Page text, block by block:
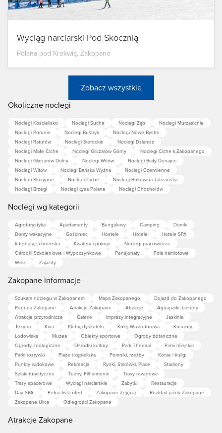
Wyciąg narciarski Pod Skocznią
Polana pod Krokwią, Zakopane
Zobacz wszystkie
Okoliczne noclegi
Noclegi Kościelisko Noclegi Suche Noclegi Ząb
Noclegi Murzasichle
Noclegi Poronin
Noclegi Bustryk
Noclegi Nowe Bystre
Noclegi Ratułów
Noclegi Sierockie
Noclegi Dzianisz
Noclegi Małe Ciche
Noclegi Gliczarów Górny
Noclegi Ciche k.Zakopanego
Noclegi Gliczarów Dolny
Noclegi Witów
Noclegi Biały Dunajec
Noclegi Witów
Noclegi Bańska Wyżna
Noclegi Czerwienne
Noclegi Skrzypne
Noclegi Ciche
Noclegi Bukowina Tatrzańska
Noclegi Brzegi
Noclegi Łysa Polana Noclegi Chochołów
Noclegi wg kategorii
Agroturystyka Apartamenty Bungalowy Camping
Domki
Domy wakacyjne
Gościniec Hostele Hotele
Hotele SPA
Internaty, schroniska
Kwatery i pokoje
Noclegi pracownicze
Ośrodki Szkoleniowe i Wypoczynkowe
Pensjonaty
Pola namiotowe
Wille
Zajazdy
Zakopane informacje
Szukam noclegu w Zakopanem Mapa Zakopanego
Dojazd do Zakopanego
Pogoda Zakopane
Atrakcje Zakopane Atrakcje
Aquaparki, baseny
Atrakcje przyrodnicze
Galerie Imprezy integracyjne
Jaskinie
Jeziora
Kina Kluby, dyskoteki Kolej Wąskotorowa
Kościoły
Lodowiska
Muzea Obiekty sportowe
Ogrody botaniczne
Ogrody zoologiczne
Ośrodki kultury Park Thermal
Parki miejskie
Parki rozrywki
Plaże i kąpieliska Pomniki, rzeźby
Konie i kuligi
Punkty widokowe
Rekreacja Rynki, Starówki, Place
Stadiony
Szlaki turystyczne
Teatry, Filharmonie
Trasy rowerowe
Trasy spacerowe
Wyciągi narciarskie Zabytki
Restauracje
Day SPA
Pełna lista ofert Zakopane Zdjęcia
Rozkład jazdy Zakopane
Zakopane Ulice
Odległości Zakopane
Atrakcje Zakopane